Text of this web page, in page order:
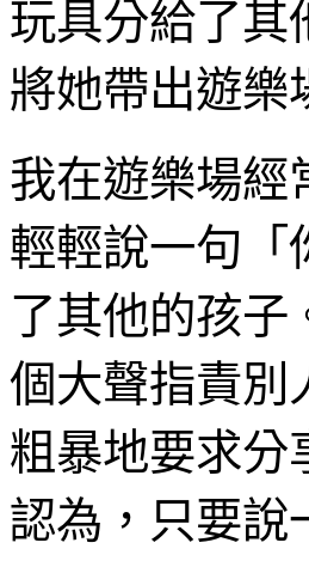
玩具分給了其
將她帶出遊樂
我在遊樂場經
輕輕說一句「
了其他的孩子
個大聲指責別
粗暴地要求分
認為，只要說